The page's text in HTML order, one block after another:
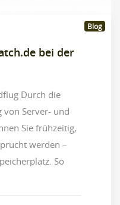
Blog
bei der
Durch die
Server- und
Sie frühzeitig,
werden –
So